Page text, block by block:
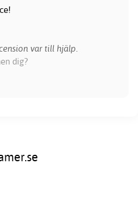
var till hjälp.
dig?